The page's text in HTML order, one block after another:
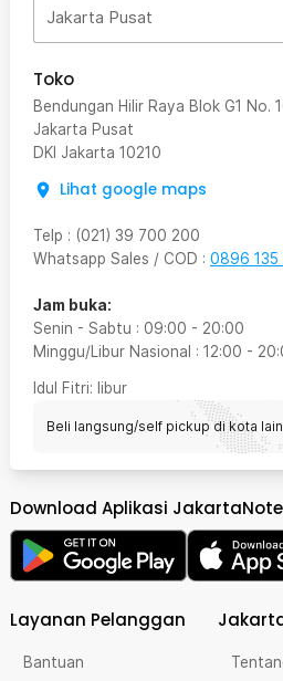
Jakarta Pusat
Toko
Bendungan Hilir Raya Blok G1 No.
Jakarta Pusat
DKI Jakarta 10210
Lihat google maps
Telp : (021) 39 700 200
Whatsapp Sales / COD : 0896 135
Jam buka:
Senin - Sabtu : 09:00 - 20:00
Minggu/Libur Nasional : 12:00 -
Idul Fitri: libur
Beli langsung/self pickup di kota
Download Aplikasi
Layanan Pelanggan
Bantuan